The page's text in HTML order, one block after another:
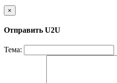
×
Отправить U2U
Тема: